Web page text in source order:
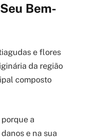
Bem-
e flores
da região
composto
a
e na sua